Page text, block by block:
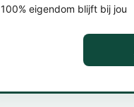
100% eigendom blijft bij jou